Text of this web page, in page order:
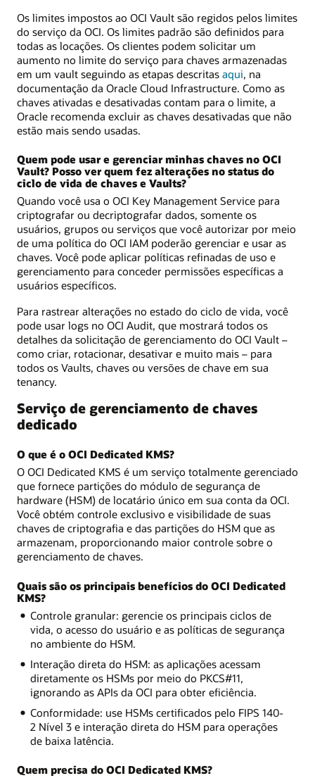
Os limites impostos ao OCI Vault são regidos pelos limites
do serviço da OCI. Os limites padrão são definidos para
todas as locações. Os clientes podem solicitar um
aumento no limite do serviço para chaves armazenadas
em um vault seguindo as etapas descritas aqui, na
documentação da Oracle Cloud Infrastructure. Como as
chaves ativadas e desativadas contam para o limite, a
Oracle recomenda excluir as chaves desativadas que não
estão mais sendo usadas.
Quem pode usar e gerenciar minhas chaves no OCI
Vault? Posso ver quem fez alterações no status do
ciclo de vida de chaves e Vaults?
Quando você usa o OCI Key Management Service para
criptografar ou decriptografar dados, somente os
usuários, grupos ou serviços que você autorizar por meio
de uma política do OCI IAM poderão gerenciar e usar as
chaves. Você pode aplicar políticas refinadas de uso e
gerenciamento para conceder permissões específicas a
usuários específicos.
Para rastrear alterações no estado do ciclo de vida, você
pode usar logs no OCI Audit, que mostrará todos os
detalhes da solicitação de gerenciamento do OCI Vault –
como criar, rotacionar, desativar e muito mais – para
todos os Vaults, chaves ou versões de chave em sua
tenancy.
Serviço de gerenciamento de chaves
dedicado
O que é o OCI Dedicated KMS?
O OCI Dedicated KMS é um serviço totalmente gerenciado
que fornece partições do módulo de segurança de
hardware (HSM) de locatário único em sua conta da OCI.
Você obtém controle exclusivo e visibilidade de suas
chaves de criptografia e das partições do HSM que as
armazenam, proporcionando maior controle sobre o
gerenciamento de chaves.
Quais são os principais benefícios do OCI Dedicated
KMS?
Controle granular: gerencie os principais ciclos de
vida, o acesso do usuário e as políticas de segurança
no ambiente do HSM.
Interação direta do HSM: as aplicações acessam
diretamente os HSMs por meio do PKCS#11,
ignorando as APIs da OCI para obter eficiência.
Conformidade: use HSMs certificados pelo FIPS 140-
2 Nível 3 e interação direta do HSM para operações
de baixa latência.
Quem precisa do OCI Dedicated KMS?